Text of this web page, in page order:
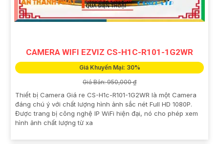
CAMERA WIFI EZVIZ CS-H1C-R101-1G2WR
Giá Khuyến Mại: 30%
Giá Bán: 950,000 ₫
Thiết bị Camera Giá re CS-H1c-R101-1G2WR là một Camera
đáng chú ý với chất lượng hình ảnh sắc nét Full HD 1080P.
Được trang bị công nghệ IP WiFi hiện đại, nó cho phép xem
hình ảnh chất lượng từ xa